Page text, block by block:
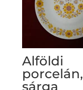
Alföldi
porcelán,
sárga